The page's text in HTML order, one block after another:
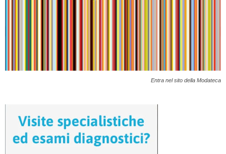
Entra nel sito della Modateca